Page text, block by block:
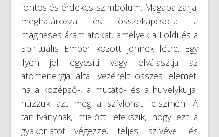
fontos és érdekes szimbólum. Magába zárja,
meghatározza és összekapcsolja a
mágneses áramlatokat, amelyek a Földi és a
Spirituális Ember között jönnek létre. Egy
ilyen jel egyesíti vagy elválasztja az
atomenergia által vezérelt összes elemet,
ha a középső-, a mutató- és a hüvelykujjal
húzzuk azt meg a szívfonat felszínén. A
tanítványnak, mielőtt lefekszik, hogy ezt a
gyakorlatot végezze, teljes szívével és